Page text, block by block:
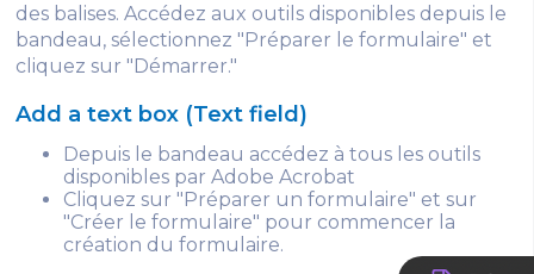
des balises. Accédez aux outils disponibles depuis le
bandeau, sélectionnez "Préparer le formulaire" et
cliquez sur "Démarrer."
Add a text box (Text field)
Depuis le bandeau accédez à tous les outils
disponibles par Adobe Acrobat
Cliquez sur "Préparer un formulaire" et sur
"Créer le formulaire" pour commencer la
création du formulaire.